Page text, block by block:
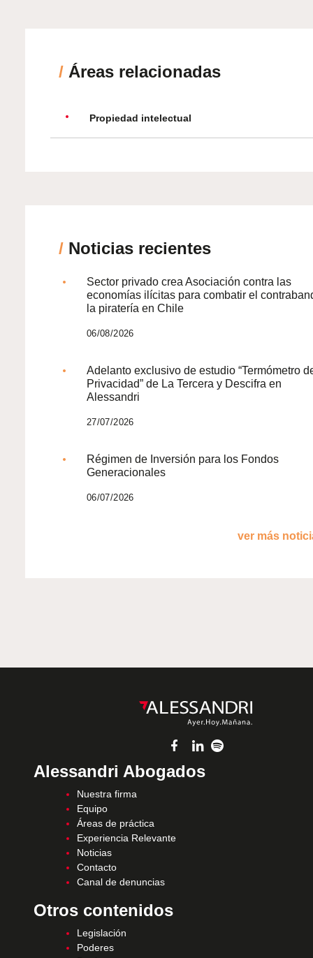
/ Áreas relacionadas
Propiedad intelectual
/ Noticias recientes
Sector privado crea Asociación contra las
economías ilícitas para combatir el
la piratería en Chile
06/08/2026
Adelanto exclusivo de estudio “Termómetro
Privacidad” de La Tercera y Descifra en
Alessandri
27/07/2026
Régimen de Inversión para los Fondos
Generacionales
06/07/2026
ver más
Alessandri Abogados
Nuestra firma
Equipo
Áreas de práctica
Experiencia Relevante
Noticias
Contacto
Canal de denuncias
Otros contenidos
Legislación
Poderes